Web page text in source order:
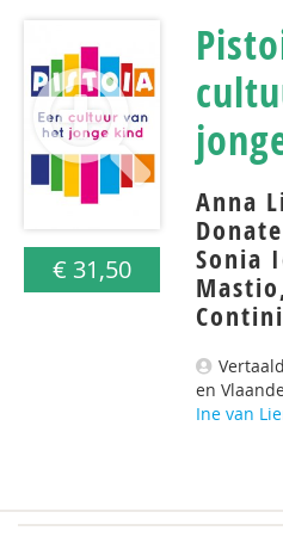
€ 31,50
Anna
Sonia
en
Ine van